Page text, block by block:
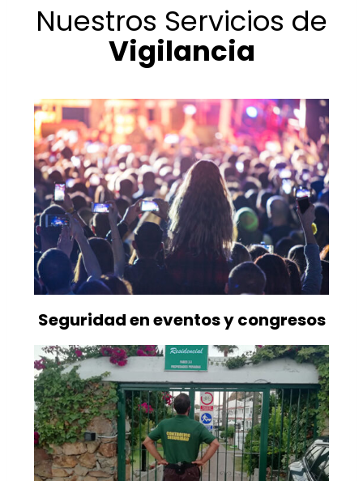
Nuestros Servicios de
Vigilancia
Seguridad en eventos y congresos